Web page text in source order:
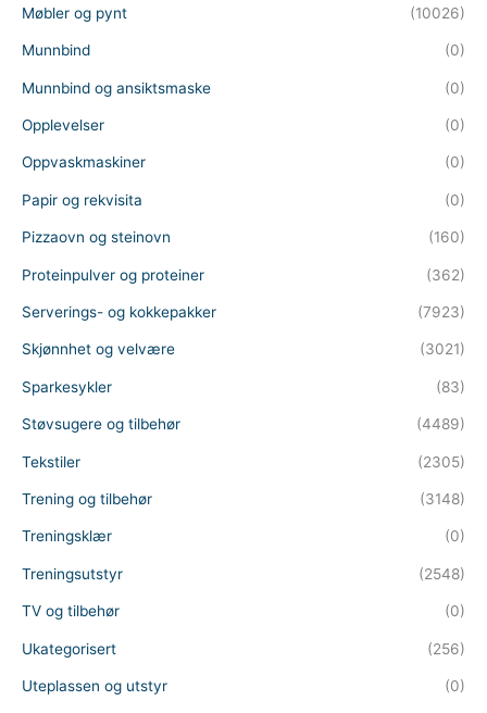
Møbler og pynt (10026)
Munnbind (0)
Munnbind og ansiktsmaske (0)
Opplevelser (0)
Oppvaskmaskiner (0)
Papir og rekvisita (0)
Pizzaovn og steinovn (160)
Proteinpulver og proteiner (362)
Serverings- og kokkepakker (7923)
Skjønnhet og velvære (3021)
Sparkesykler (83)
Støvsugere og tilbehør (4489)
Tekstiler (2305)
Trening og tilbehør (3148)
Treningsklær (0)
Treningsutstyr (2548)
TV og tilbehør (0)
Ukategorisert (256)
Uteplassen og utstyr (0)